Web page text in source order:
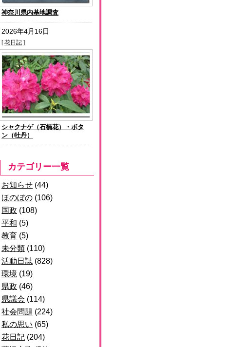
神奈川県内基地調査
2026年4月16日
[花日記 ]
シャクナゲ（石楠花）・ボタ
ン（牡丹）
カテゴリー一覧
お知らせ (44)
ほのぼの (106)
国政 (108)
平和 (5)
教育 (5)
未分類 (110)
活動日誌 (828)
環境 (19)
県政 (46)
県議会 (114)
社会問題 (224)
私の思い (65)
花日記 (204)